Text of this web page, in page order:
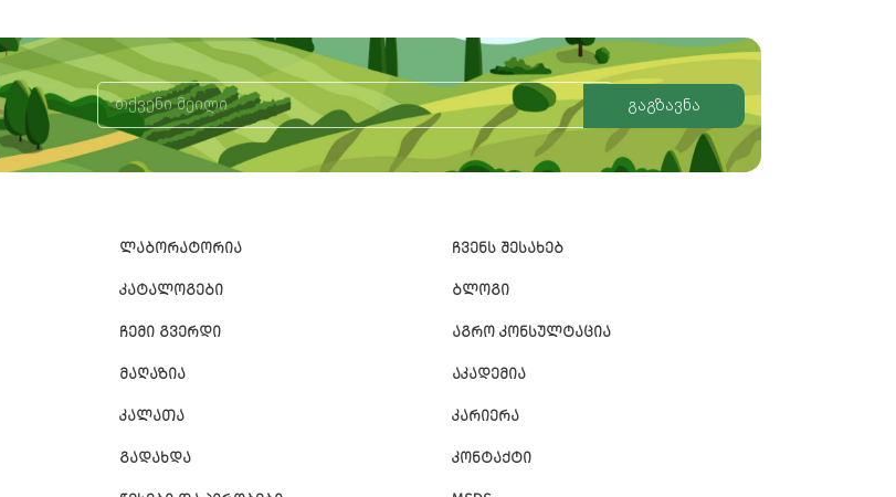
გაგზავნა
Alternative:
ᲚᲐᲑᲝᲠᲐᲢᲝᲠᲘᲐ
ᲙᲐᲢᲐᲚᲝᲒᲔᲑᲘ
ᲩᲔᲛᲘ ᲒᲕᲔᲠᲓᲘ
ᲛᲐᲦᲐᲖᲘᲐ
ᲙᲐᲚᲐᲗᲐ
ᲒᲐᲓᲐᲮᲓᲐ
ᲩᲕᲔᲜᲡ ᲨᲔᲡᲐᲮᲔᲑ
ᲑᲚᲝᲒᲘ
ᲐᲒᲠᲝ ᲙᲝᲜᲡᲣᲚᲢᲐᲪᲘᲐ
ᲐᲙᲐᲓᲔᲛᲘᲐ
ᲙᲐᲠᲘᲔᲠᲐ
ᲙᲝᲜᲢᲐᲥᲢᲘ